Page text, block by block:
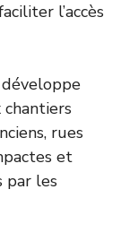
l’accès
développe
rues
et
par les